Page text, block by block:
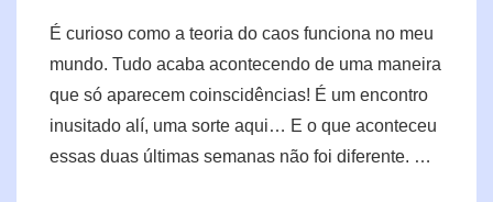
É curioso como a teoria do caos funciona no meu
mundo. Tudo acaba acontecendo de uma maneira
que só aparecem coinscidências! É um encontro
inusitado alí, uma sorte aqui… E o que aconteceu
essas duas últimas semanas não foi diferente. …